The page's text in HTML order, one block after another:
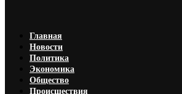
Главная
Новости
Политика
Экономика
Общество
Происшествия